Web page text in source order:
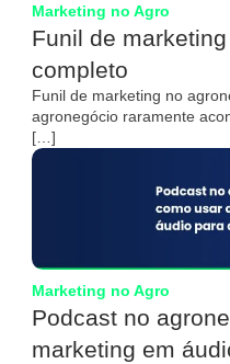
Marketing no Agro
Funil de
completo
Funil de marketing no
agronegócio raramente
[…]
Marketing no Agro
Podcast no
marketing em